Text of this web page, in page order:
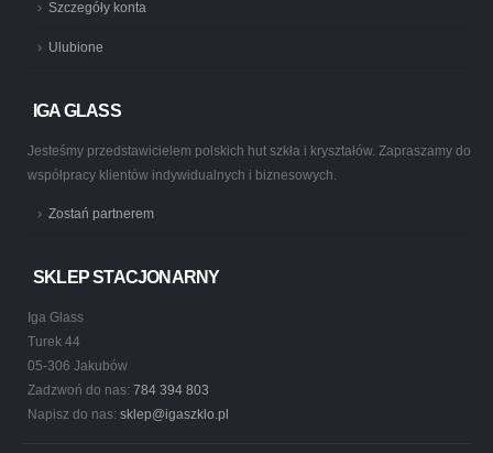
Szczegóły konta
Ulubione
IGA GLASS
Jesteśmy przedstawicielem polskich hut szkła i kryształów. Zapraszamy do
współpracy klientów indywidualnych i biznesowych.
Zostań partnerem
SKLEP STACJONARNY
Iga Glass
Turek 44
05-306 Jakubów
Zadzwoń do nas: 784 394 803
Napisz do nas: sklep@igaszklo.pl